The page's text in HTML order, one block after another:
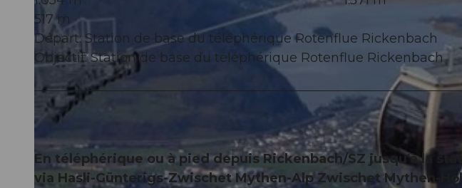
517 m
Départ: Station de base du téléphérique Rotenflue Rickenbach
Objectif: Station de base du téléphérique Rotenflue Rickenbach
En téléphérique ou à pied depuis Rickenbach/SZ jusqu'à la
via Hasli-Günterigs-Zwischet Mythen-Alp Zwischet Mythen-